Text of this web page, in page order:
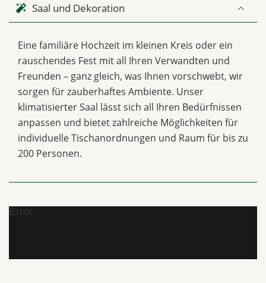
Saal und Dekoration
Eine familiäre Hochzeit im kleinen Kreis oder ein
rauschendes Fest mit all Ihren Verwandten und
Freunden – ganz gleich, was Ihnen vorschwebt, wir
sorgen für zauberhaftes Ambiente. Unser
klimatisierter Saal lässt sich all Ihren Bedürfnissen
anpassen und bietet zahlreiche Möglichkeiten für
individuelle Tischanordnungen und Raum für bis zu
200 Personen.
Error